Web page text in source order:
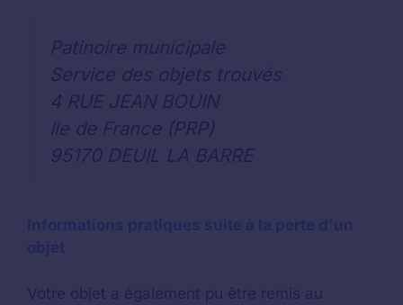
Patinoire municipale
Service des objets trouvés
4 RUE JEAN BOUIN
Ile de France (PRP)
95170 DEUIL LA BARRE
Votre objet a également pu être remis au